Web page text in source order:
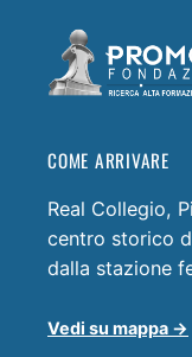
COME ARRIVARE
Real Collegio,
centro storico
dalla stazione
Vedi su mappa →